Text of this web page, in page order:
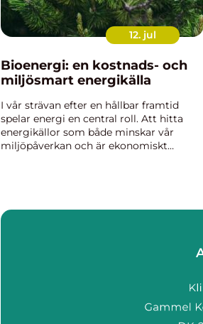
12. jul
Bioenergi: en kostnads- och
miljösmart energikälla
I vår strävan efter en hållbar framtid
spelar energi en central roll. Att hitta
energikällor som både minskar vår
miljöpåverkan och är ekonomiskt